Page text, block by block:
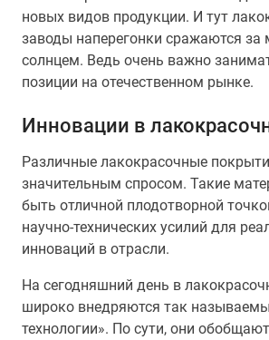
новых видов продукции. И тут
заводы наперегонки сражаются за
солнцем. Ведь очень важно
позиции на отечественном рынке.
Инновации в
Различные лакокрасочные
значительным спросом. Такие
быть отличной плодотворной
научно-технических усилий для
инноваций в отрасли.
На сегодняшний день в
широко внедряются так
технологии». По сути, они